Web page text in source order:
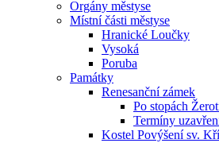
Orgány městyse
Místní části městyse
Hranické Loučky
Vysoká
Poruba
Památky
Renesanční zámek
Po stopách
Termíny
Kostel Povýšení sv.